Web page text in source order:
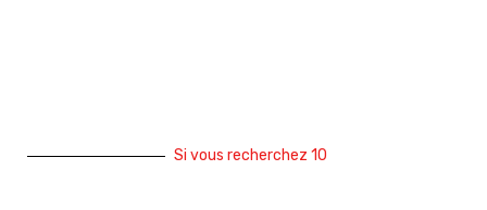
Si vous recherchez 10